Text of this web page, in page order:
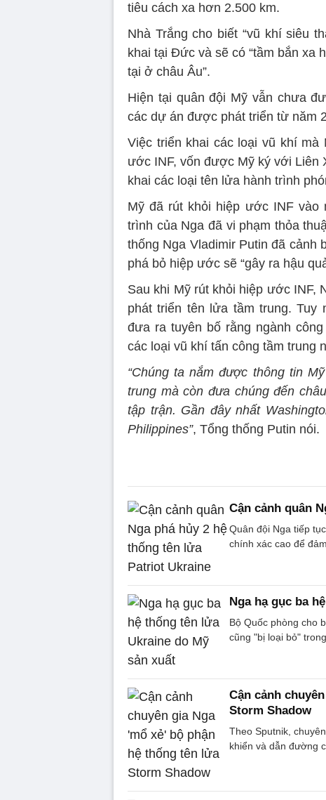
tiêu cách xa hơn 2.500 km.
Nhà Trắng cho biết “vũ khí siêu
khai tại Đức và sẽ có “tầm bắn xa
tại ở châu Âu”.
Hiện tại quân đội Mỹ vẫn chưa
các dự án được phát triển từ năm
Việc triển khai các loại vũ khí
ước INF, vốn được Mỹ ký với Liên
khai các loại tên lửa hành trình
Mỹ đã rút khỏi hiệp ước INF vào
trình của Nga đã vi phạm thỏa
thống Nga Vladimir Putin đã cảnh
phá bỏ hiệp ước sẽ “gây ra hậu
Sau khi Mỹ rút khỏi hiệp ước INF,
phát triển tên lửa tầm trung. Tuy
đưa ra tuyên bố rằng ngành
các loại vũ khí tấn công tầm trung
“Chúng ta nắm được thông tin
trung mà còn đưa chúng đến
tập trận. Gần đây nhất
Philippines”, Tổng thống Putin nói.
Cận cảnh quân
Quân đội Nga tiếp
chính xác cao để
Nga hạ gục ba
Bộ Quốc phòng cho
cũng "bị loại bỏ"
Cận cảnh
Storm Shadow
Theo Sputnik,
khiển và dẫn đường